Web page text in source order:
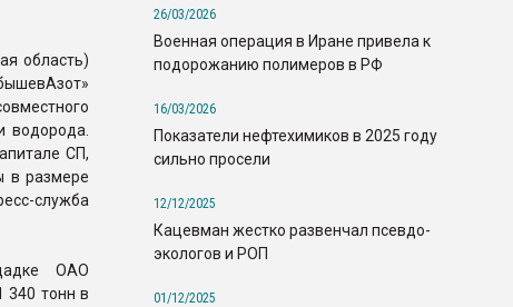
область)
водорода.
СП,
в размере
служба
ОАО
340 тонн в
26/03/2026
Военная операция в Иране привела к
подорожанию полимеров в РФ
16/03/2026
Показатели нефтехимиков в 2025 году
сильно просели
12/12/2025
Кацевман жестко развенчал псевдо-
экологов и РОП
01/12/2025